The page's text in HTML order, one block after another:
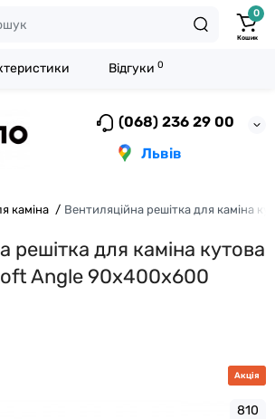
(068) 236 29 00
Львів
0
Кошик
каміна Вентиляційна решітка для каміна
решітка для каміна кутова
Angle 90х400х600
Акція
810
Відгуки 0